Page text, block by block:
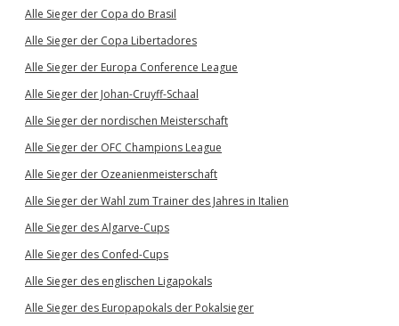
Alle Sieger der Copa do Brasil
Alle Sieger der Copa Libertadores
Alle Sieger der Europa Conference League
Alle Sieger der Johan-Cruyff-Schaal
Alle Sieger der nordischen Meisterschaft
Alle Sieger der OFC Champions League
Alle Sieger der Ozeanienmeisterschaft
Alle Sieger der Wahl zum Trainer des Jahres in Italien
Alle Sieger des Algarve-Cups
Alle Sieger des Confed-Cups
Alle Sieger des englischen Ligapokals
Alle Sieger des Europapokals der Pokalsieger